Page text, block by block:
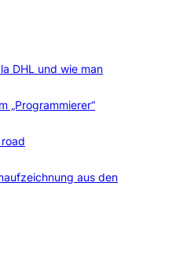
DHL und wie man
„Programmierer“
aus den